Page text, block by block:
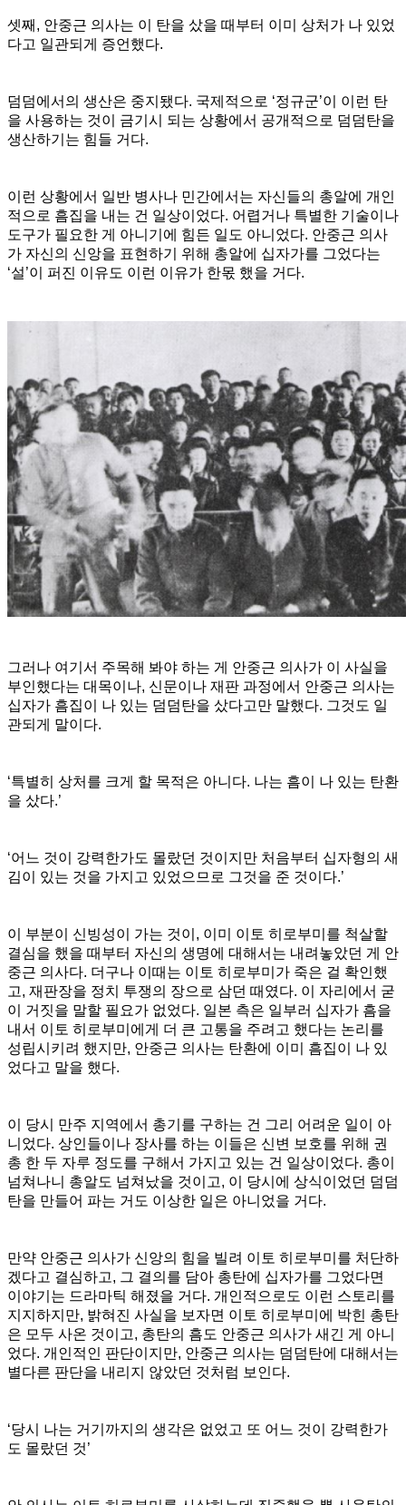
셋째, 안중근 의사는 이 탄을 샀을 때부터 이미 상처가 나 있었
다고 일관되게 증언했다.
덤덤에서의 생산은 중지됐다. 국제적으로 ‘정규군’이 이런 탄
을 사용하는 것이 금기시 되는 상황에서 공개적으로 덤덤탄을
생산하기는 힘들 거다.
이런 상황에서 일반 병사나 민간에서는 자신들의 총알에 개인
적으로 흠집을 내는 건 일상이었다. 어렵거나 특별한 기술이나
도구가 필요한 게 아니기에 힘든 일도 아니었다. 안중근 의사
가 자신의 신앙을 표현하기 위해 총알에 십자가를 그었다는
‘설’이 퍼진 이유도 이런 이유가 한몫 했을 거다.
그러나 여기서 주목해 봐야 하는 게 안중근 의사가 이 사실을
부인했다는 대목이나, 신문이나 재판 과정에서 안중근 의사는
십자가 흠집이 나 있는 덤덤탄을 샀다고만 말했다. 그것도 일
관되게 말이다.
‘특별히 상처를 크게 할 목적은 아니다. 나는 흠이 나 있는 탄환
을 샀다.’
‘어느 것이 강력한가도 몰랐던 것이지만 처음부터 십자형의 새
김이 있는 것을 가지고 있었으므로 그것을 준 것이다.’
이 부분이 신빙성이 가는 것이, 이미 이토 히로부미를 척살할
결심을 했을 때부터 자신의 생명에 대해서는 내려놓았던 게 안
중근 의사다. 더구나 이때는 이토 히로부미가 죽은 걸 확인했
고, 재판장을 정치 투쟁의 장으로 삼던 때였다. 이 자리에서 굳
이 거짓을 말할 필요가 없었다. 일본 측은 일부러 십자가 흠을
내서 이토 히로부미에게 더 큰 고통을 주려고 했다는 논리를
성립시키려 했지만, 안중근 의사는 탄환에 이미 흠집이 나 있
었다고 말을 했다.
이 당시 만주 지역에서 총기를 구하는 건 그리 어려운 일이 아
니었다. 상인들이나 장사를 하는 이들은 신변 보호를 위해 권
총 한 두 자루 정도를 구해서 가지고 있는 건 일상이었다. 총이
넘쳐나니 총알도 넘쳐났을 것이고, 이 당시에 상식이었던 덤덤
탄을 만들어 파는 거도 이상한 일은 아니었을 거다.
만약 안중근 의사가 신앙의 힘을 빌려 이토 히로부미를 처단하
겠다고 결심하고, 그 결의를 담아 총탄에 십자가를 그었다면
이야기는 드라마틱 해졌을 거다. 개인적으로도 이런 스토리를
지지하지만, 밝혀진 사실을 보자면 이토 히로부미에 박힌 총탄
은 모두 사온 것이고, 총탄의 흠도 안중근 의사가 새긴 게 아니
었다. 개인적인 판단이지만, 안중근 의사는 덤덤탄에 대해서는
별다른 판단을 내리지 않았던 것처럼 보인다.
‘당시 나는 거기까지의 생각은 없었고 또 어느 것이 강력한가
도 몰랐던 것’